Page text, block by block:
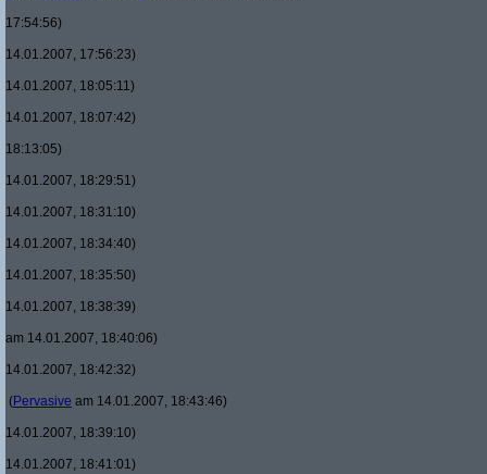
17:54:56)
14.01.2007, 17:56:23)
14.01.2007, 18:05:11)
14.01.2007, 18:07:42)
18:13:05)
14.01.2007, 18:29:51)
14.01.2007, 18:31:10)
14.01.2007, 18:34:40)
14.01.2007, 18:35:50)
14.01.2007, 18:38:39)
am 14.01.2007, 18:40:06)
14.01.2007, 18:42:32)
(Pervasive am 14.01.2007, 18:43:46)
14.01.2007, 18:39:10)
14.01.2007, 18:41:01)